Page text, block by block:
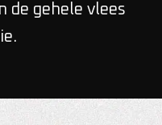
de gehele vlees